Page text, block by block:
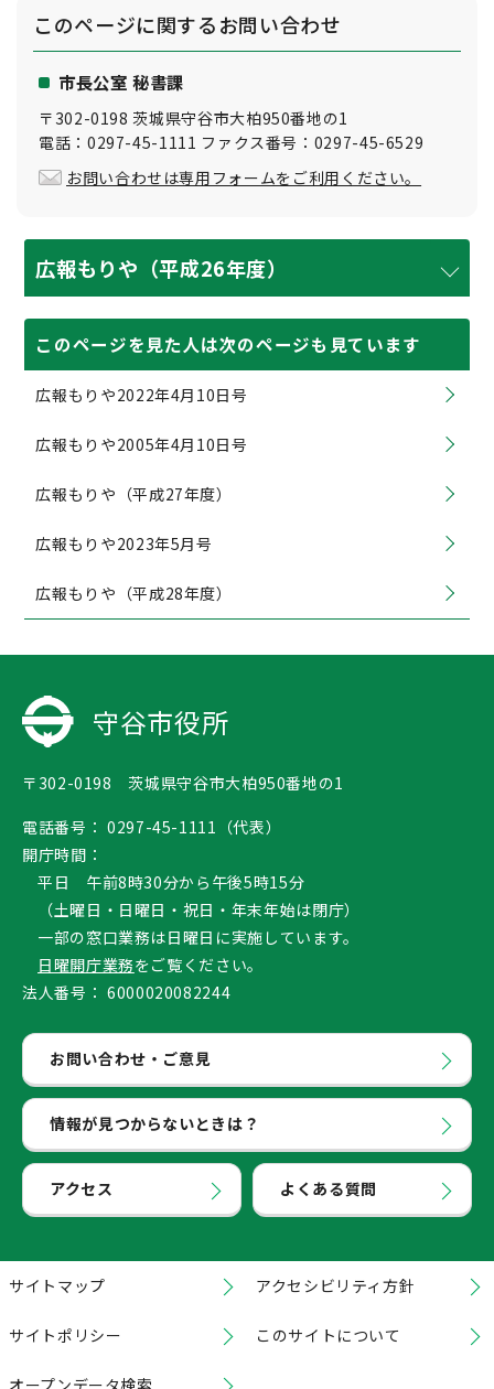
このページに関するお問い合わせ
市長公室 秘書課
〒302-0198 茨城県守谷市大柏950番地の1
電話：0297-45-1111 ファクス番号：0297-45-6529
お問い合わせは専用フォームをご利用ください。
広報もりや（平成26年度）
このページを見た人は次のページも見ています
広報もりや2022年4月10日号
広報もりや2005年4月10日号
広報もりや（平成27年度）
広報もりや2023年5月号
広報もりや（平成28年度）
守谷市役所
〒302-0198 茨城県守谷市大柏950番地の1
電話番号： 0297-45-1111（代表）
開庁時間：
平日 午前8時30分から午後5時15分
（土曜日・日曜日・祝日・年末年始は閉庁）
一部の窓口業務は日曜日に実施しています。
日曜開庁業務をご覧ください。
法人番号： 6000020082244
お問い合わせ・ご意見
情報が見つからないときは？
アクセス よくある質問
サイトマップ アクセシビリティ方針
サイトポリシー このサイトについて
オープンデータ検索